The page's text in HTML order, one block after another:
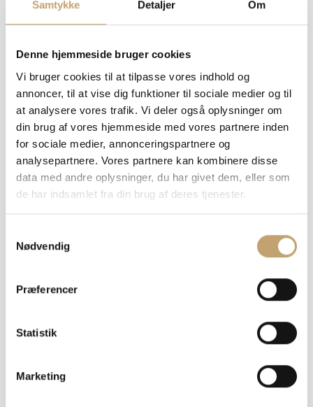
Samtykke Detaljer Om
Denne hjemmeside bruger cookies
Vi bruger cookies til at tilpasse vores indhold og
annoncer, til at vise dig funktioner til sociale medier og til
at analysere vores trafik. Vi deler også oplysninger om
din brug af vores hjemmeside med vores partnere inden
for sociale medier, annonceringspartnere og
analysepartnere. Vores partnere kan kombinere disse
data med andre oplysninger, du har givet dem, eller som
de har indsamlet fra din brug af deres tjenester.
Nødvendig
Præferencer
Statistik
Marketing
Overflade : Mat
Mat
Størrelse
80x80 cm
9 mm
Ryd